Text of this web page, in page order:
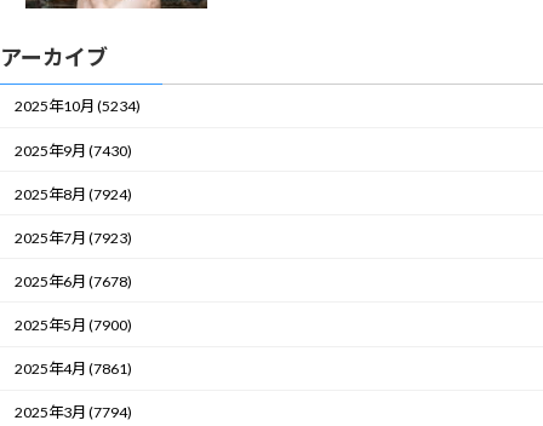
アーカイブ
2025年10月 (5234)
2025年9月 (7430)
2025年8月 (7924)
2025年7月 (7923)
2025年6月 (7678)
2025年5月 (7900)
2025年4月 (7861)
2025年3月 (7794)